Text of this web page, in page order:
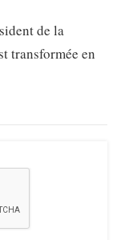
de la
transformée en